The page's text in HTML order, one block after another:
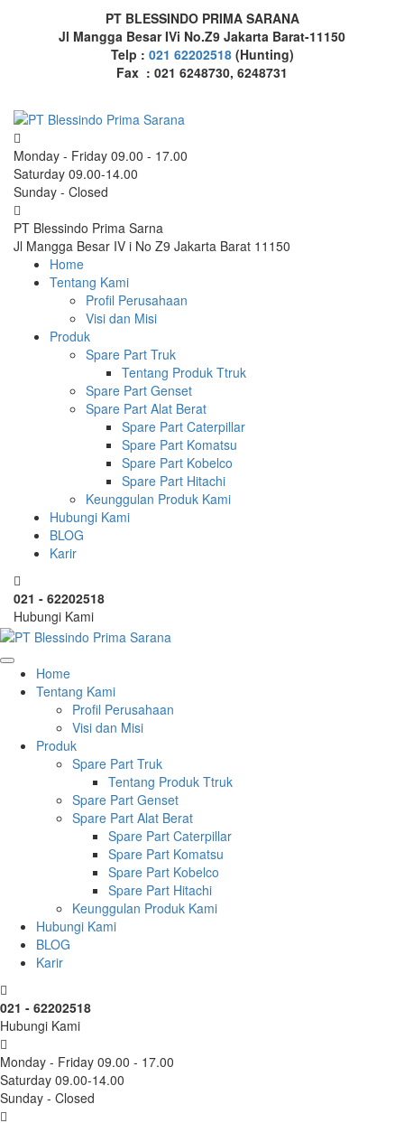
PT BLESSINDO PRIMA SARANA
Jl Mangga Besar IVi No.Z9 Jakarta Barat-11150
Telp : 021 62202518 (Hunting)
Fax : 021 6248730, 6248731
Monday - Friday 09.00 - 17.00
Saturday 09.00-14.00
Sunday - Closed
PT Blessindo Prima Sarna
Jl Mangga Besar IV i No Z9 Jakarta Barat 11150
Home
Tentang Kami
Profil Perusahaan
Visi dan Misi
Produk
Spare Part Truk
Tentang Produk Ttruk
Spare Part Genset
Spare Part Alat Berat
Spare Part Caterpillar
Spare Part Komatsu
Spare Part Kobelco
Spare Part Hitachi
Keunggulan Produk Kami
Hubungi Kami
BLOG
Karir
021 - 62202518
Hubungi Kami
Home
Tentang Kami
Profil Perusahaan
Visi dan Misi
Produk
Spare Part Truk
Tentang Produk Ttruk
Spare Part Genset
Spare Part Alat Berat
Spare Part Caterpillar
Spare Part Komatsu
Spare Part Kobelco
Spare Part Hitachi
Keunggulan Produk Kami
Hubungi Kami
BLOG
Karir
021 - 62202518
Hubungi Kami
Monday - Friday 09.00 - 17.00
Saturday 09.00-14.00
Sunday - Closed